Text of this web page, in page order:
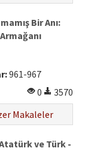
Bir Anı:
961-967
0
3570
Makaleler
Atatürk ve Türk -